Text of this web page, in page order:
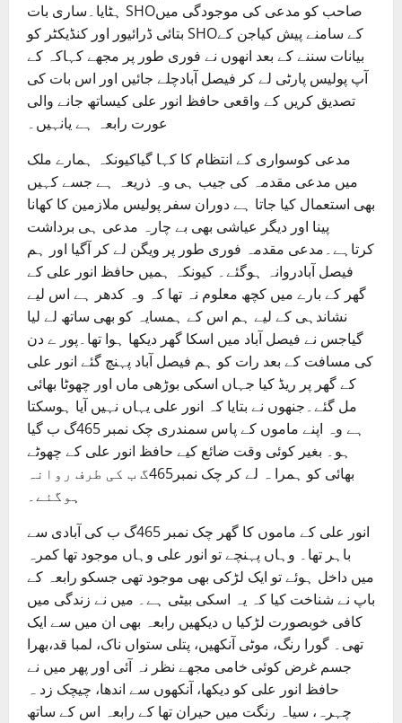
ہٹایا۔ساری بات SHOصاحب کو مدعی کی موجودگی میں
بتائی ڈرائیور اور کنڈیکٹر کو SHOکے سامنے پیش کیاجن کے
بیانات سننے کے بعد انھوں نے فوری طور پر مجھے کہاکہ کے
آپ پولیس پارٹی لے کر فیصل آبادچلے جائیں اور اس بات کی
تصدیق کریں کے واقعی حافظ انور علی کیساتھ جانے والی
عورت رابعہ ہے یانہیں۔
مدعی کوسواری کے انتظام کا کہا گیاکیونکہ ہمارے ملک
میں مدعی مقدمہ کی جیب ہی وہ ذریعہ ہے جسے کہیں
بھی استعمال کیا جاتا ہے دوران سفر پولیس ملازمین کا کھانا
پینا اور دیگر عیاشی بھی بے چارہ مدعی ہی برداشت
کرتاہے۔مدعی مقدمہ فوری طور پر ویگن لے کر آگیا اور ہم
فیصل آبادروانہ ہوگئے۔ کیونکہ ہمیں حافظ انور علی کے
گھر کے بارے میں کچھ معلوم نہ تھا کہ وہ کدھر ہے اس لیے
نشاندہی کے لیے ہم اس کے ہمسایہ کو بھی ساتھ لے لیا
گیاجس نے فیصل آباد میں اسکا گھر دیکھا ہوا تھا۔پور ے دن
کی مسافت کے بعد رات کو ہم فیصل آباد پہنچ گئے انور علی
کے گھر پر ریڈ کیا جہاں اسکی بوڑھی ماں اور چھوٹا بھائی
مل گئے۔جنھوں نے بتایا کہ انور علی یہاں نہیں آیا ہوسکتا
ہے وہ اپنے ماموں کے پاس سمندری چک نمبر 465گ ب گیا
ہو۔ بغیر کوئی وقت ضائع کیے حافظ انور علی کے چھوٹے
بھائی کو ہمرا ہ لے کر چک نمبر465گ ب کی طرف روانہ
ہوگئے۔
انور علی کے ماموں کا گھر چک نمبر 465گ ب کی آبادی سے
باہر تھا۔ وہاں پہنچے تو انور علی وہاں موجود تھا کمرہ
میں داخل ہوئے تو ایک لڑکی بھی موجود تھی جسکو رابعہ کے
باپ نے شناخت کیا کہ یہ اسکی بیٹی ہے۔ میں نے زندگی میں
کافی خوبصورت لڑکیا ں دیکھیں رابعہ بھی ان میں سے ایک
تھی۔ گورا رنگ، موٹی آنکھیں، پتلی ستواں ناک، لمبا قد،بھرا
جسم غرض کوئی خامی مجھے نظر نہ آئی اور پھر میں نے
حافظ انور علی کو دیکھا، آنکھوں سے اندھا، چیچک زد ہ
چہرہ، سیاہ رنگت میں حیران تھا کے رابعہ اس کے ساتھ